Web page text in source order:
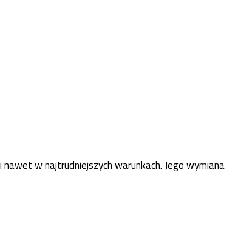
w najtrudniejszych warunkach. Jego wymiana